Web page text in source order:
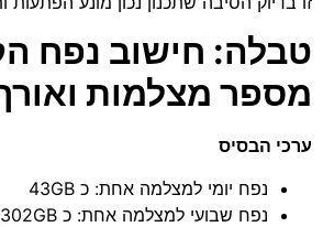
טבלה: חישוב נפח
מספר מצלמות
ערכי הבסיס
נפח יומי למצלמה אחת: כ 43GB
נפח שבועי למצלמה אחת: כ 302GB